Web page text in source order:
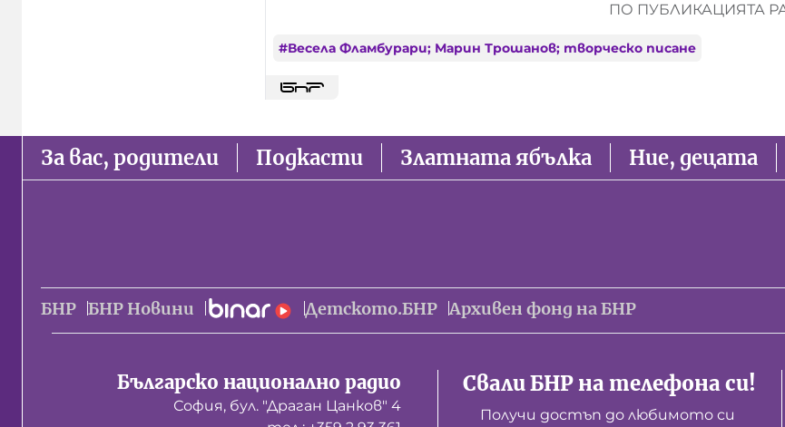
ПО ПУБЛИКАЦИЯТА
#Весела Фламбурари; Марин Трошанов; творческо писане
За вас, родители Подкасти Златната ябълка Ние, децата
БНР БНР Новини Детското.БНР Архивен фонд на БНР
Българско национално радио
София, бул. "Драган Цанков" 4
Свали БНР на телефона си!
Получи достъп до любимото си